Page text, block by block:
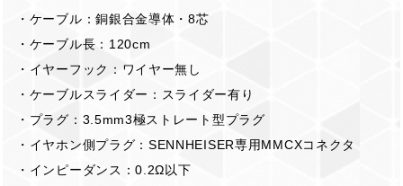
・ケーブル：銅銀合金導体・8芯
・ケーブル長：120cm
・イヤーフック：ワイヤー無し
・ケーブルスライダー：スライダー有り
・プラグ：3.5mm3極ストレート型プラグ
・イヤホン側プラグ：SENNHEISER専用MMCXコネクタ
・インピーダンス：0.2Ω以下